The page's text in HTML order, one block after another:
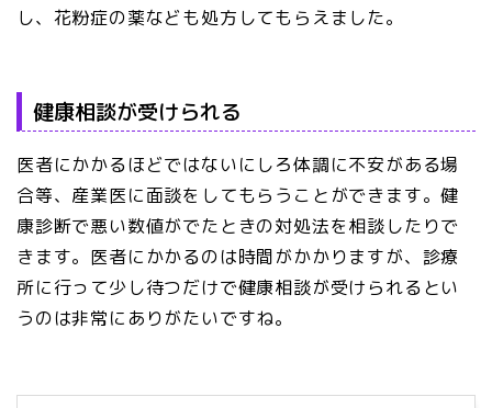
し、花粉症の薬なども処方してもらえました。
健康相談が受けられる
医者にかかるほどではないにしろ体調に不安がある場
合等、産業医に面談をしてもらうことができます。健
康診断で悪い数値がでたときの対処法を相談したりで
きます。医者にかかるのは時間がかかりますが、診療
所に行って少し待つだけで健康相談が受けられるとい
うのは非常にありがたいですね。